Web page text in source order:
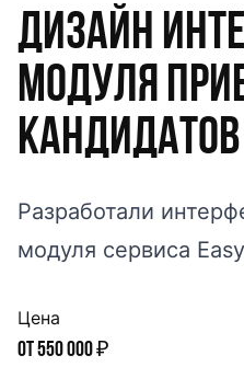
Дизайн
модуля
Разработали
модуля сервиса
Цена
от 550 000 ₽